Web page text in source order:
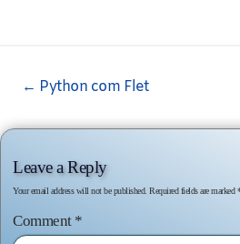
Post
← Python com Flet
Leave a Reply
Your email address will not be published. Required fields are marked
Comment *